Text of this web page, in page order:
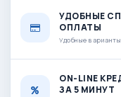
УДОБНЫЕ
ОПЛАТЫ
Удобные
ON-LINE
ЗА 5 МИНУТ